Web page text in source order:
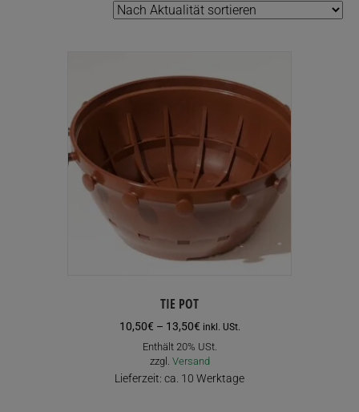
Aktualität
TIE POT
10,50€ – 13,50€Preisspanne:
10,50€
bis
13,50€
inkl. USt.
Enthält 20% USt.
zzgl. Versand
Lieferzeit: ca. 10 Werktage